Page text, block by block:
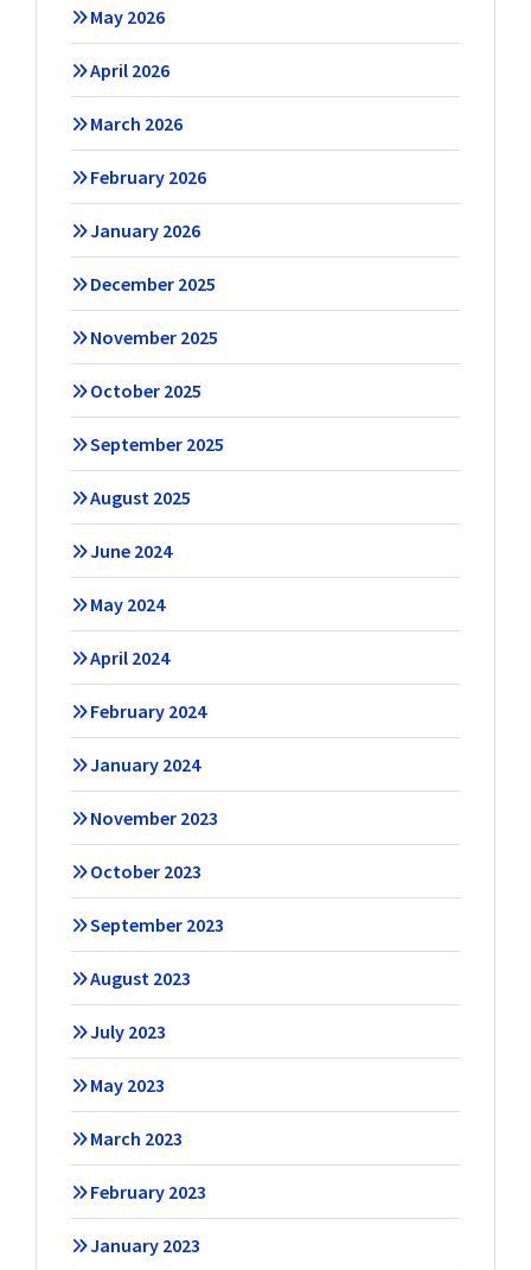
May 2026
April 2026
March 2026
February 2026
January 2026
December 2025
November 2025
October 2025
September 2025
August 2025
June 2024
May 2024
April 2024
February 2024
January 2024
November 2023
October 2023
September 2023
August 2023
July 2023
May 2023
March 2023
February 2023
January 2023